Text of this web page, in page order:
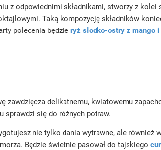
z odpowiednimi składnikami, stworzy z
Taką kompozycję składników
polecenia będzie ryż słodko-ostry z mango
zawdzięcza delikatnemu, kwiatowemu
sprawdzi się do różnych potraw.
nie tylko dania wytrawne, ale również
Będzie świetnie pasował do tajskiego